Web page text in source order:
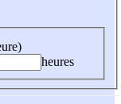
heures